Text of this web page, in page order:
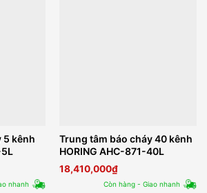
5 kênh
nhanh
Trung tâm báo cháy 40 kênh
HORING AHC-871-40L
18,410,000₫
Còn hàng - Giao nhanh